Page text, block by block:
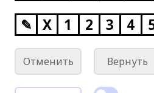
✎ X 1 2 3 4
Отменить Вернуть